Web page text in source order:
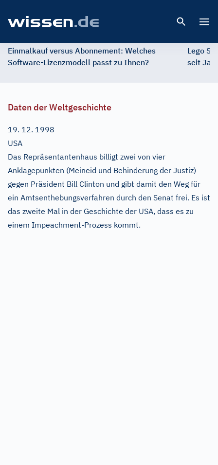
Einmalkauf versus Abonnement: Welches
Software-Lizenzmodell passt zu Ihnen?
Lego
seit
Daten der Weltgeschichte
19. 12. 1998
USA
Das Repräsentantenhaus billigt zwei von vier
Anklagepunkten (Meineid und Behinderung der Justiz)
gegen Präsident Bill Clinton und gibt damit den Weg für
ein Amtsenthebungsverfahren durch den Senat frei. Es ist
das zweite Mal in der Geschichte der USA, dass es zu
einem Impeachment-Prozess kommt.